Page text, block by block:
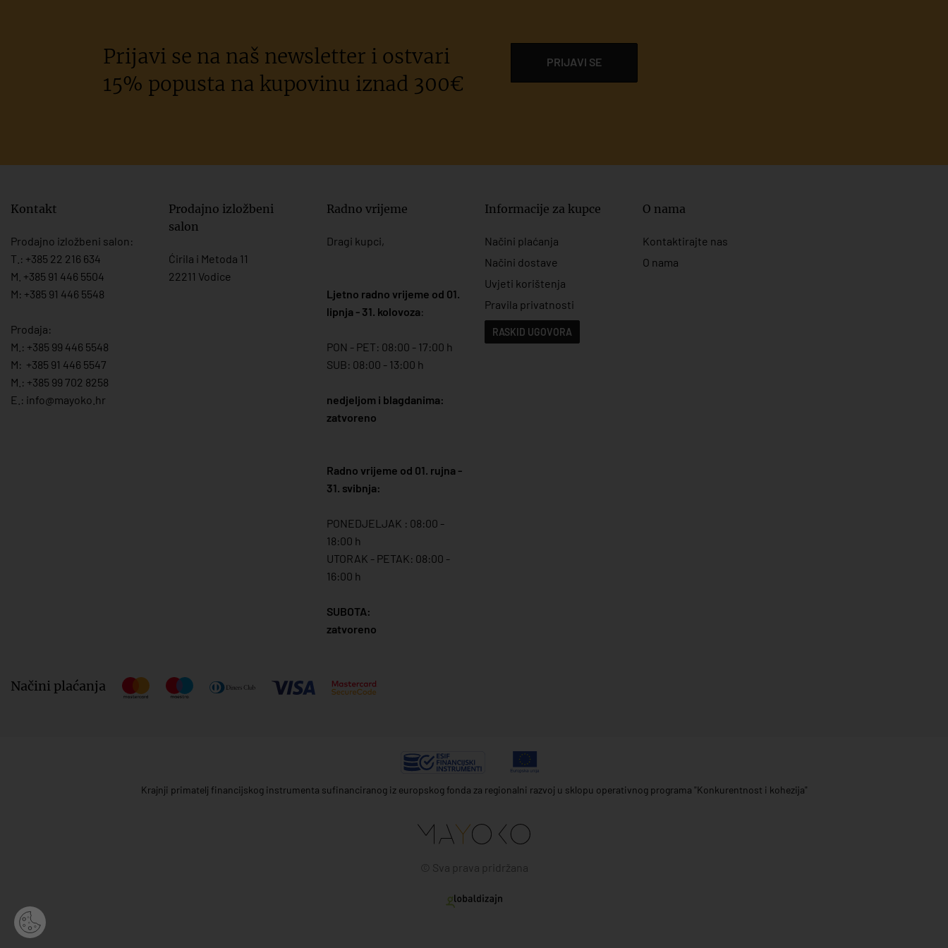
Prijavi se na naš newsletter i ostvari
15% popusta na kupovinu iznad 300€
PRIJAVI SE
Kontakt
Prodajno izložbeni salon:
T.: +385 22 216 634
M. +385 91 446 5504
M: +385 91 446 5548
Prodaja:
M.: +385 99 446 5548
M: +385 91 446 5547
M.: +385 99 702 8258
E.: info@mayoko. hr
Prodajno izložbeni
salon
Ćirila i Metoda 11
22211 Vodice
Radno vrijeme
Dragi kupci,
Ljetno radno vrijeme od 01.
lipnja - 31. kolovoza:
PON - PET: 08:00 - 17:00 h
SUB: 08:00 - 13:00 h
nedjeljom i blagdanima:
zatvoreno
Radno vrijeme od 01. rujna -
31. svibnja:
PONEDJELJAK : 08:00 -
18:00 h
UTORAK - PETAK: 08:00 -
16:00 h
SUBOTA:
zatvoreno
Informacije za kupce
Načini plaćanja
Načini dostave
Uvjeti korištenja
Pravila privatnosti
RASKID UGOVORA
O nama
Kontaktirajte nas
O nama
Načini plaćanja
Krajnji primatelj financijskog instrumenta sufinanciranog iz europskog fonda za regionalni razvoj u sklopu operativnog programa "Konkurentnost i kohezija"
© Sva prava pridržana